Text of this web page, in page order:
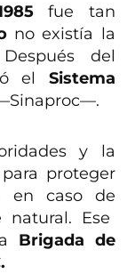
fue tan
no existía la
del
el Sistema
y la
proteger
en caso de
Ese
Brigada de